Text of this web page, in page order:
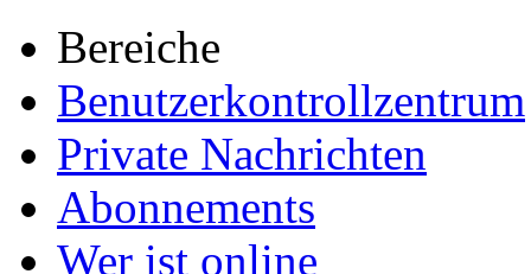
Bereiche
Benutzerkontrollzentrum
Private Nachrichten
Abonnements
Wer ist online